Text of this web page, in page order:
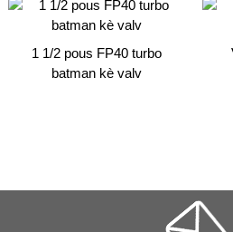
1 1/2 pous FP40 turbo
batman kè valv